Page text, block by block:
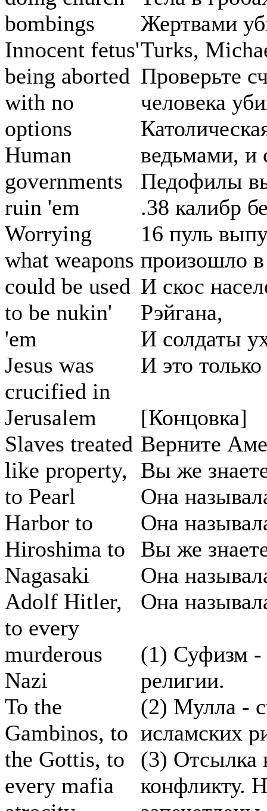
bombings
Innocent fetus'
being aborted
with no
options
Human
governments
ruin 'em
Worrying
what weapons
could be used
to be nukin'
'em
Jesus was
crucified in
Jerusalem
Slaves treated
like property,
to Pearl
Harbor to
Hiroshima to
Nagasaki
Adolf Hitler,
to every
murderous
Nazi
To the
Gambinos, to
the Gottis, to
every mafia
Жертвами
Turks,
Проверьте
человека
ведьмами, и
Педофилы
.38 калибр
16 пуль
произошло
И скос
Рэйгана,
И солдаты
И это
[Концовка]
Верните
Вы же
Она
Она
Вы же
Она
Она
(1) Суфизм -
религии.
(2) Мулла -
исламских
(3) Отсылка
конфликту.